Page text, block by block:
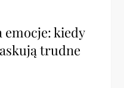
emocje: kiedy
trudne